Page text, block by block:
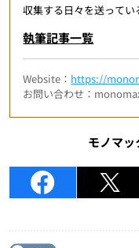
収集する日々を送ってい
執筆記事一覧
Website： https://
お問い合わせ：
モノマ